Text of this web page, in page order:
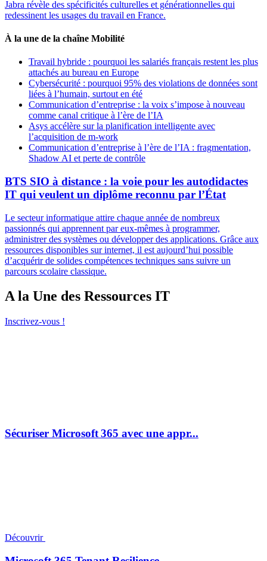
Jabra révèle des spécificités culturelles et générationnelles qui
redessinent les usages du travail en France.
À la une de la chaîne Mobilité
Travail hybride : pourquoi les salariés français restent les plus
attachés au bureau en Europe
Cybersécurité : pourquoi 95% des violations de données sont
liées à l’humain, surtout en été
Communication d’entreprise : la voix s’impose à nouveau
comme canal critique à l’ère de l’IA
Asys accélère sur la planification intelligente avec
l’acquisition de m-work
Communication d’entreprise à l’ère de l’IA : fragmentation,
Shadow AI et perte de contrôle
BTS SIO à distance : la voie pour les autodidactes
IT qui veulent un diplôme reconnu par l’État
Le secteur informatique attire chaque année de nombreux
passionnés qui apprennent par eux-mêmes à programmer,
administrer des systèmes ou développer des applications. Grâce aux
ressources disponibles sur internet, il est aujourd’hui possible
d’acquérir de solides compétences techniques sans suivre un
parcours scolaire classique.
A la Une des Ressources IT
Inscrivez-vous !
Sécuriser Microsoft 365 avec une appr...
Découvrir